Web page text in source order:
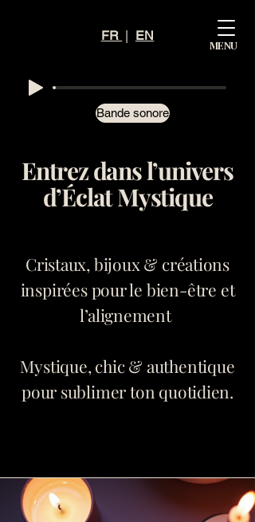
Mystiq
ue
Éclat
FR | EN
MENU
Bande sonore
Entrez dans l’univers
d’Éclat Mystique
Cristaux, bijoux & créations
inspirées pour le bien-être et
l’alignement
Mystique, chic & authentique
pour sublimer ton quotidien.